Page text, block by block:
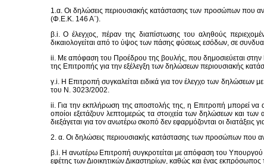
1.α. Οι δηλώσεις περιουσιακής κατάστασης των προσώπων που
(Φ.Ε.Κ. 146 Α΄).
β.i. Ο έλεγχος, πέραν της διαπίστωσης του αληθούς
δικαιολογείται από το ύψος των πάσης φύσεως εσόδων, σε
ii. Με απόφαση του Προέδρου της βουλής, που δημοσιεύεται στην
της Επιτροπής για την εξέλεγξη των δηλώσεων περιουσιακής
γ.i. Η Επιτροπή συγκαλείται ειδικά για τον έλεγχο των
του Ν. 3023/2002.
ii. Για την εκπλήρωση της αποστολής της, η Επιτροπή μπορεί να
οποίοι εξετάζουν λεπτομερώς τα στοιχεία των δηλώσεων και
διεξάγεται για τον ανωτέρω σκοπό δεν εφαρμόζονται οι διατάξεις
2. α. Οι δηλώσεις περιουσιακής κατάστασης των προσώπων που
β.i. Η ανωτέρω Επιτροπή συγκροτείται με απόφαση του Υπουργού
εφέτης των Διοικητικών Δικαστηρίων, καθώς και ένας